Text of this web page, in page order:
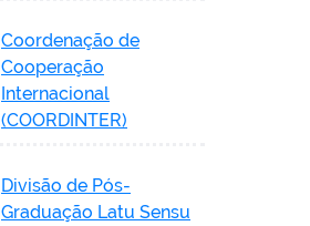
Coordenação de
Cooperação
Internacional
(COORDINTER)
Divisão de Pós-
Graduação Latu Sensu